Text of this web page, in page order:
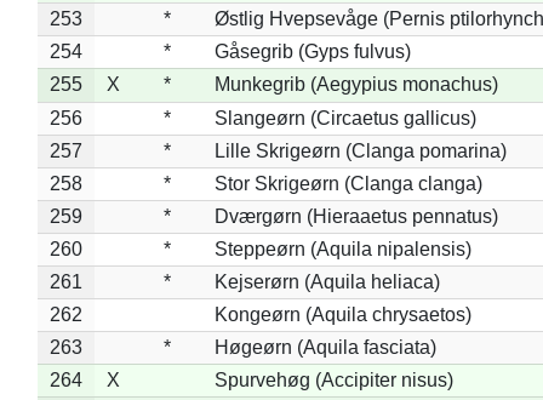
253
*
Østlig Hvepsevåge (Pernis
254
*
Gåsegrib (Gyps fulvus)
255
X *
Munkegrib (Aegypius monachus)
256
*
Slangeørn (Circaetus gallicus)
257
*
Lille Skrigeørn (Clanga pomarina)
258
*
Stor Skrigeørn (Clanga clanga)
259
*
Dværgørn (Hieraaetus pennatus)
260
*
Steppeørn (Aquila nipalensis)
261
*
Kejserørn (Aquila heliaca)
262
Kongeørn (Aquila chrysaetos)
263
*
Høgeørn (Aquila fasciata)
264
X
Spurvehøg (Accipiter nisus)